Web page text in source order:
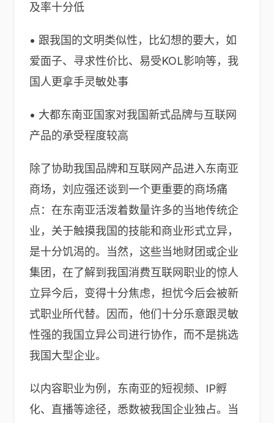
及率十分低
• 跟我国的文明类似性，比幻想的要大，如
爱面子、寻求性价比、易受KOL影响等，我
国人更拿手灵敏处事
• 大都东南亚国家对我国新式品牌与互联网
产品的承受程度较高
除了协助我国品牌和互联网产品进入东南亚
商场，刘应强还谈到一个更重要的商场痛
点：在东南亚活泼着数量许多的当地传统企
业，关于触摸我国的技能和商业形式立异，
是十分饥渴的。当然，这些当地财团或企业
集团，在了解到我国消费互联网职业的惊人
立异今后，变得十分焦虑，担忧今后会被新
式职业所代替。因而，他们十分乐意跟灵敏
性强的我国立异公司进行协作，而不是挑选
我国大型企业。
以内容职业为例，东南亚的短视频、IP孵
化、直播等途径，悉数被我国企业独占。当